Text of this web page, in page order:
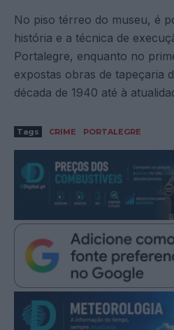
No piso térreo do museu, é
história e a técnica de
Portalegre, enquanto no
expostas obras de tapeçaria
década de 1940 até à
Tags CRIME PORTALEGRE